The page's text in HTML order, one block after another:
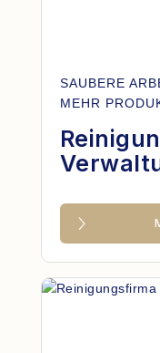
SAUBERE
MEHR